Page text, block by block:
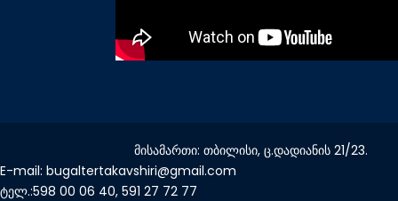
მისამართი: თბილისი, ც.დადიანის 21/23.
E-mail: bugaltertakavshiri@gmail.com
ტელ.:598 00 06 40, 591 27 72 77